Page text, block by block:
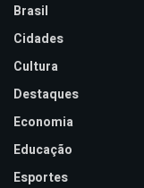
Brasil
Cidades
Cultura
Destaques
Economia
Educação
Esportes